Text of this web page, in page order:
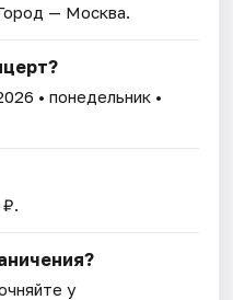
— Москва.
• понедельник •
₽.
у